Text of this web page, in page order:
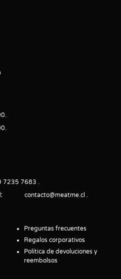
7235 7683
contacto@meatme.cl
Preguntas frecuentes
Regalos corporativos
Política de devoluciones y
reembolsos